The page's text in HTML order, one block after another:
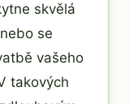
skvělá
se
vašeho
takových